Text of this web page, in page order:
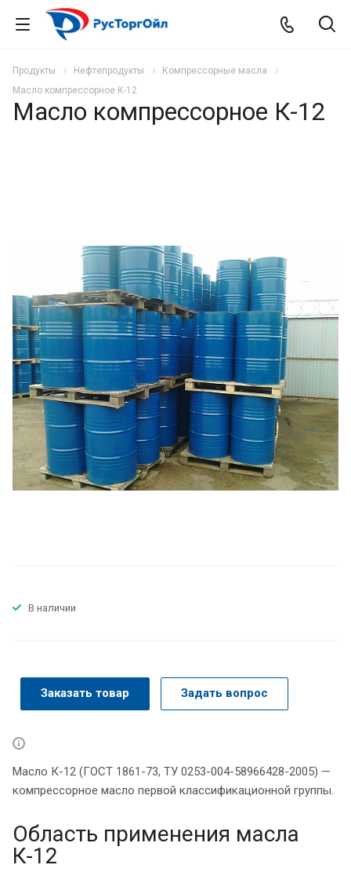
Продукты Нефтепродукты
Компрессорные масла
Масло компрессорное К-12
Масло компрессорное К-12
В наличии
Заказать товар Задать вопрос
Масло К-12 (ГОСТ 1861-73, ТУ 0253-004-58966428-2005) —
компрессорное масло первой классификационной группы.
Область применения масла
К-12